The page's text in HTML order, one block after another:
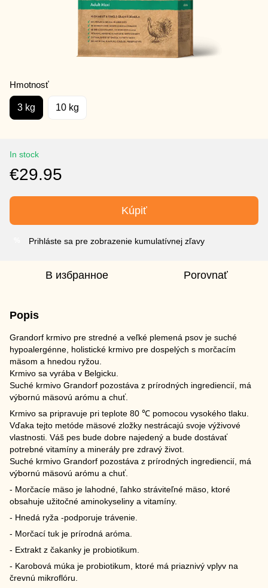
Hmotnosť
3 kg 10 kg
In stock
€29.95
Kúpiť
Prihláste sa pre zobrazenie kumulatívnej zľavy
В избранное Porovnať
Popis
Grandorf krmivo pre stredné a veľké plemená psov je suché
hypoalergénne, holistické krmivo pre dospelých s morčacím
mäsom a hnedou ryžou.
Krmivo sa vyrába v Belgicku.
Suché krmivo Grandorf pozostáva z prírodných ingrediencií, má
výbornú mäsovú arómu a chuť.
Krmivo sa pripravuje pri teplote 80 ℃ pomocou vysokého tlaku.
Vďaka tejto metóde mäsové zložky nestrácajú svoje výživové
vlastnosti. Váš pes bude dobre najedený a bude dostávať
potrebné vitamíny a minerály pre zdravý život.
Suché krmivo Grandorf pozostáva z prírodných ingrediencií, má
výbornú mäsovú arómu a chuť.
- Morčacíe mäso je lahodné, ľahko stráviteľné mäso, ktoré
obsahuje užitočné aminokyseliny a vitamíny.
- Hnedá ryža -podporuje trávenie.
- Morčací tuk je prírodná aróma.
- Extrakt z čakanky je probiotikum.
- Karobová múka je probiotikum, ktoré má priaznivý vplyv na
črevnú mikroflóru.